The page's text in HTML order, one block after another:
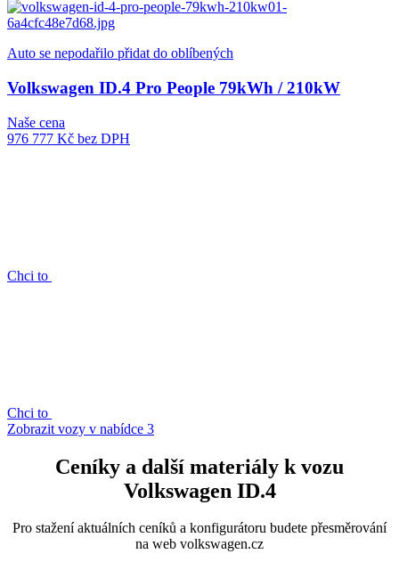
Auto se nepodařilo přidat do oblíbených
Volkswagen ID.4 Pro People 79kWh / 210kW
Naše cena
976 777 Kč bez DPH
Chci to
Chci to
Zobrazit vozy v nabídce 3
Ceníky a další materiály k vozu
Volkswagen ID.4
Pro stažení aktuálních ceníků a konfigurátoru budete přesměrování
na web volkswagen.cz